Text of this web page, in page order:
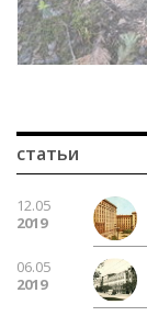
статьи
12.05
2019
06.05
2019